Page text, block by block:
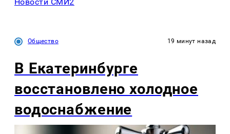
Новости СМИ2
Общество 19 минут назад
В Екатеринбурге
восстановлено холодное
водоснабжение